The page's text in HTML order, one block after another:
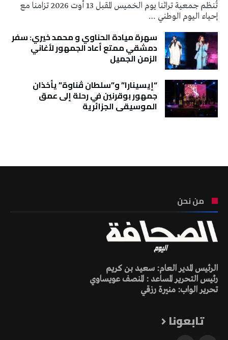
تُنظم جمعية تراثنا يوم الخميس المقبل 13 أوت 2026 تزامنا مع
إحياء اليوم الوطني …
سهرة ميادة الحناوي و محمد خيري: سفر
دمشقي ممتع أعاد الجمهور لأغاني
الزمن الجميل
“إيسينارا” و”سلطان ڤناوة” يأخذان
جمهور بوقرنين في رحلة إلى عمق
الموسيقى الجزائرية
من نحن
الرئيس المدير العام: سعيد بن كريم
رئيس التحرير المساعد : المنصف عويساوي
تحرير الواب: منيرة رزقي
تابعونا